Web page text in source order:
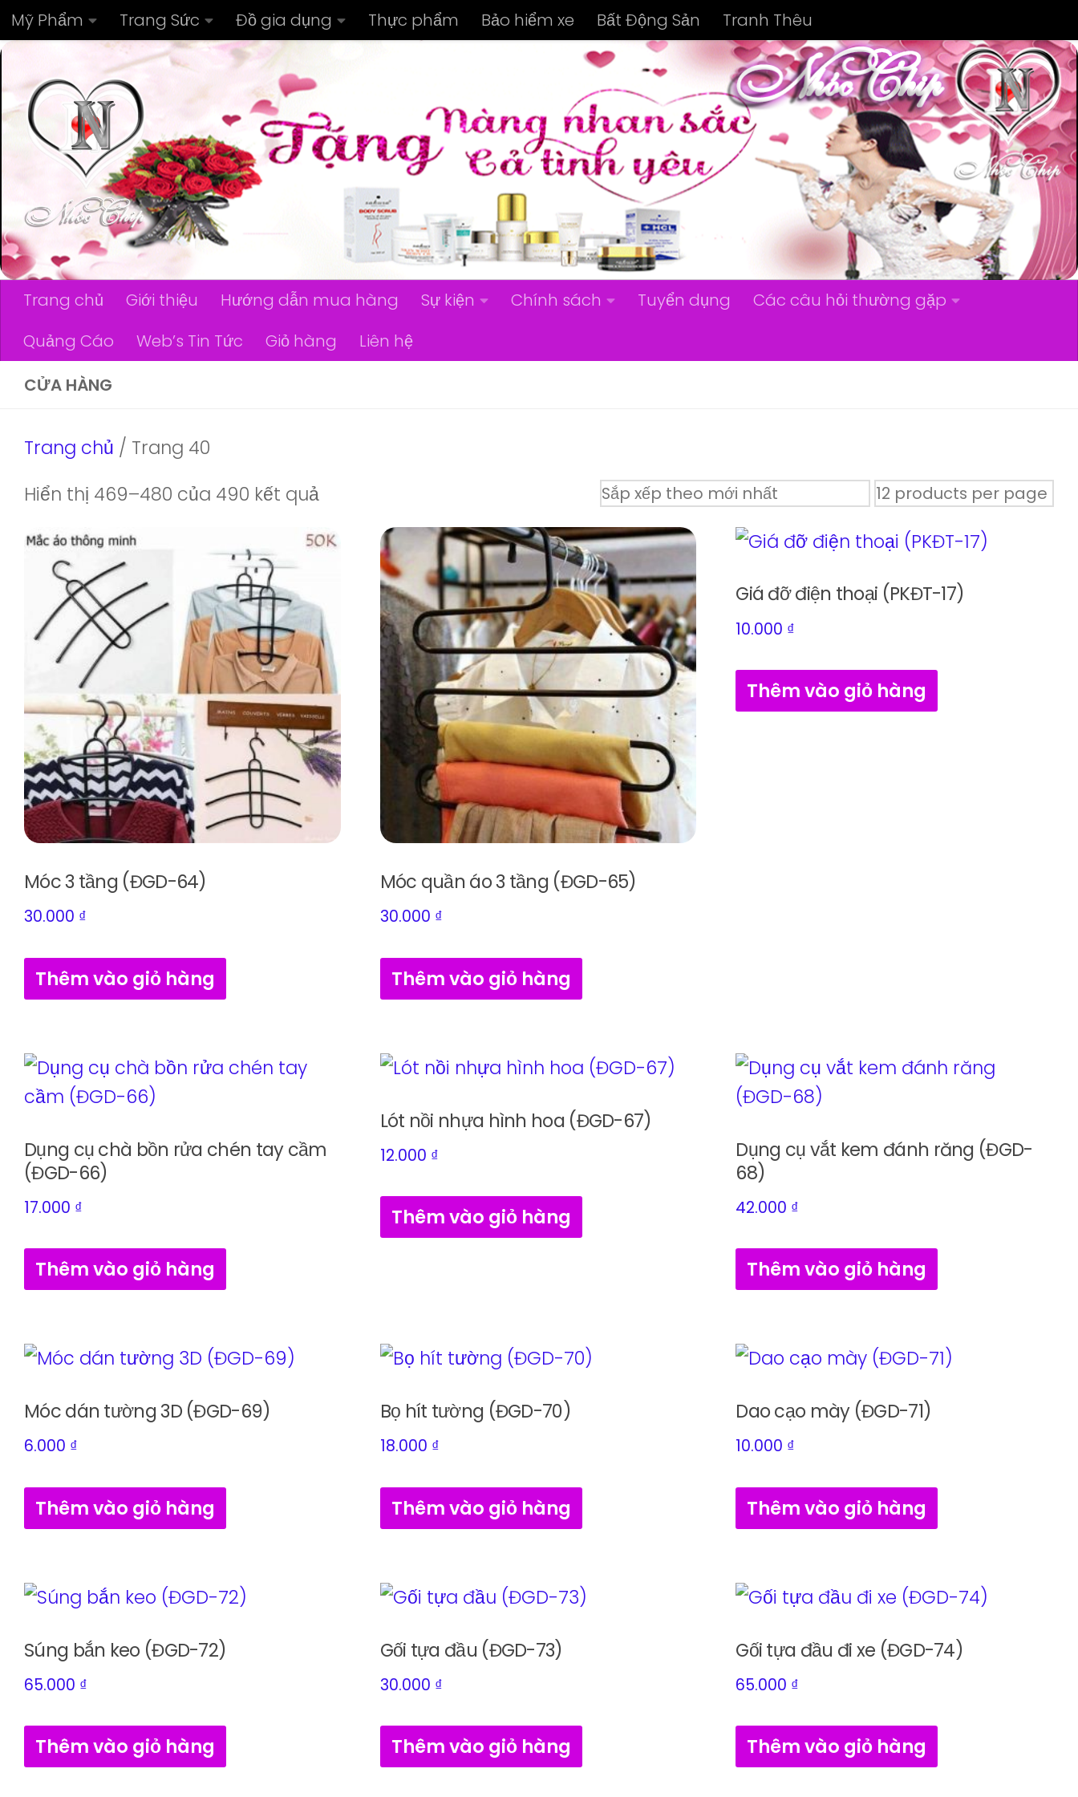
Skip to content
Mỹ Phẩm Trang Sức Đồ gia dụng Thực phẩm Bảo hiểm xe Bất Động Sản Tranh Thêu
Trang chủ Giới thiệu Hướng dẫn mua hàng Sự kiện Chính sách Tuyển dụng
Các câu hỏi thường gặp
Quảng Cáo
Web’s Tin Tức Giỏ hàng
Liên hệ
CỬA HÀNG
Trang chủ / Trang 40
Hiển thị 469–480 của 490 kết quảĐã
xếp
mới
nhất
Móc 3 tầng (ĐGD-64)
30.000 ₫
Thêm vào giỏ hàng
Móc quần áo 3 tầng (ĐGD-65)
30.000 ₫
Thêm vào giỏ hàng
Giá đỡ điện thoại (PKĐT-17)
10.000 ₫
Thêm vào giỏ hàng
Dụng cụ chà bồn rửa chén tay cầm
(ĐGD-66)
17.000 ₫
Thêm vào giỏ hàng
Lót nồi nhựa hình hoa (ĐGD-67)
12.000 ₫
Thêm vào giỏ hàng
Dụng cụ vắt kem đánh răng (ĐGD-
68)
42.000 ₫
Thêm vào giỏ hàng
Móc dán tường 3D (ĐGD-69)
6.000 ₫
Thêm vào giỏ hàng
Bọ hít tường (ĐGD-70)
18.000 ₫
Thêm vào giỏ hàng
Dao cạo mày (ĐGD-71)
10.000 ₫
Thêm vào giỏ hàng
Súng bắn keo (ĐGD-72)
65.000 ₫
Thêm vào giỏ hàng
Gối tựa đầu (ĐGD-73)
30.000 ₫
Thêm vào giỏ hàng
Gối tựa đầu đi xe (ĐGD-74)
65.000 ₫
Thêm vào giỏ hàng